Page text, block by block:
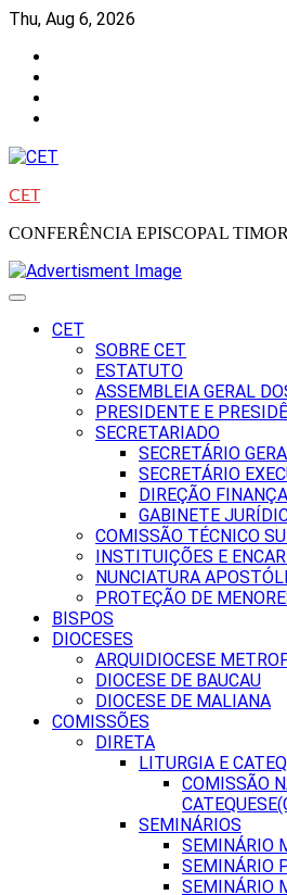
Skip
content
Thu, Aug 6, 2026
CET
CONFERÊNCIA EPISCOPAL
CET
SOBRE CET
ESTATUTO
ASSEMBLEIA GERAL
PRESIDENTE E
SECRETARIADO
SECRETÁRIO
SECRETÁRIO
DIREÇÃO
GABINETE
COMISSÃO TÉCNICO
INSTITUIÇÕES E
NUNCIATURA
PROTEÇÃO DE
BISPOS
DIOCESES
ARQUIDIOCESE
DIOCESE DE BAUCAU
DIOCESE DE MALIANA
COMISSÕES
DIRETA
LITURGIA E
COMISSÃO
SEMINÁRIOS
SEMINÁRIO
SEMINÁRIO
SEMINÁRIO